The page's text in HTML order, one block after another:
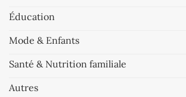
Éducation
Mode & Enfants
Santé & Nutrition familiale
Autres